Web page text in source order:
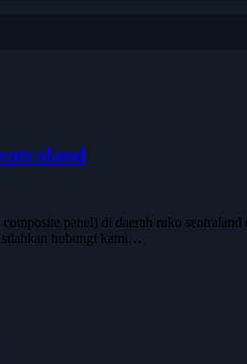
panel) di daerah ruko
silahkan hubungi kami…